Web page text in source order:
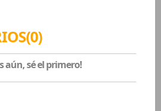
aún, sé el primero!